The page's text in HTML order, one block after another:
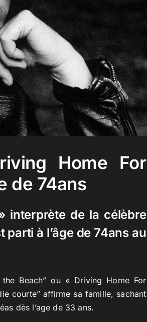
Home For
de 74ans
interprète de la célèbre
à l’âge de 74ans au
the Beach” ou « Driving Home For
courte” affirme sa famille, sachant
dès l’age de 33 ans.